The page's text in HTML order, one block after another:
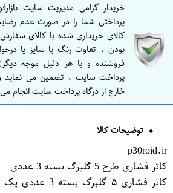
خریدار گرامی مدیریت سایت
پرداختی شما را در صورت عدم
کالای خریداری شده با کالای
بودن ، تفاوت رنگ یا سایز یا
فروشنده و یا هر دلیل موجه
پرداخت سایت ، تضمین می نماید
خارج از درگاه پرداخت سایت انجام
توضیحات کالا
p30roid.ir
کاتر فشاری طرح 5 گلبرگ بسته 3 عددی
کاتر فشاری ۵